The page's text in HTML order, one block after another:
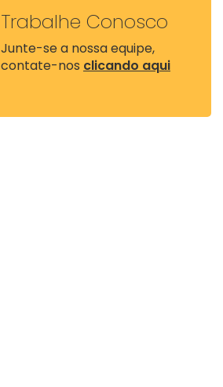
Trabalhe Conosco
Junte-se a nossa equipe,
contate-nos clicando aqui